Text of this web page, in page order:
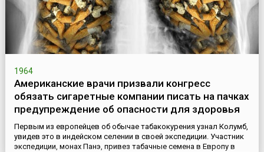
1964
Американские врачи призвали конгресс
обязать сигаретные компании писать на пачках
предупреждение об опасности для здоровья
Первым из европейцев об обычае табакокурения узнал Колумб,
увидев это в индейском селении в своей экспедиции. Участник
экспедиции, монах Панэ, привез табачные семена в Европу в